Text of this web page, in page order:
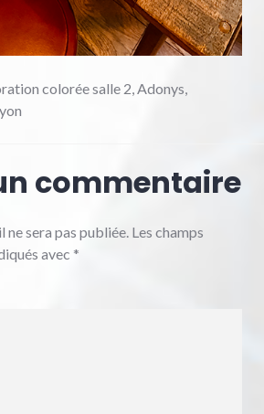
colorée salle 2, Adonys,
commentaire
ne sera pas publiée. Les champs
avec *